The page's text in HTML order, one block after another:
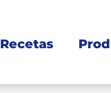
Recetas